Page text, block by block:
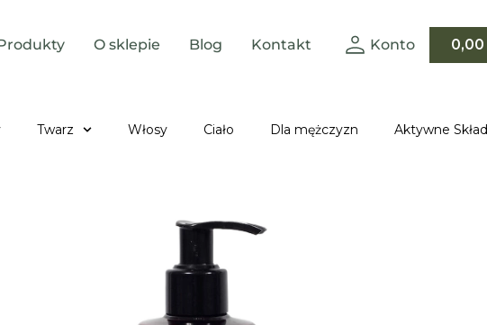
O sklepie Blog Kontakt Konto 0,00
Twarz Włosy Ciało Dla mężczyzn Aktywne